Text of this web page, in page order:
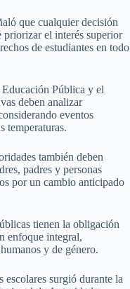
que cualquier decisión
priorizar el interés superior
de estudiantes en todo
Pública y el
deben analizar
eventos
temperaturas.
también deben
padres y personas
por un cambio anticipado
tienen la obligación
enfoque integral,
y de género.
escolares surgió durante la